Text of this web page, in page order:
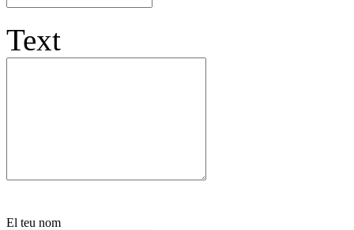
Text
El teu nom